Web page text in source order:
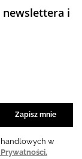
newslettera i
w